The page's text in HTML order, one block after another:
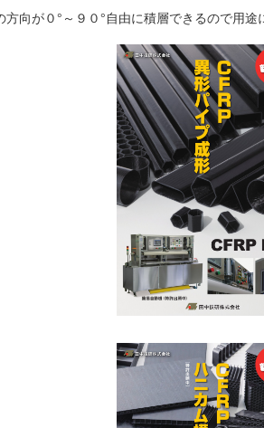
向が０°～９０°自由に積層できるので用途